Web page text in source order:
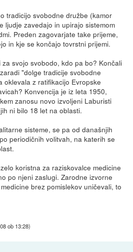
tradicijo svobodne družbe (kamor
ljudje zavedajo in upirajo sistemom
Preden zagovarjate take prijeme,
in kje se končajo tovrstni prijemi.
svojo svobodo, kdo pa bo? Končali
"dolge tradicije svobodne
oklevala z ratifikacijo Evropske
Konvencija je iz leta 1950,
zanosu novo izvoljeni Laburisti
ni bilo 18 let na oblasti.
sisteme, se pa od današnjih
periodičnih volitvah, na katerih se
koristna za raziskovalce medicine
po njeni zaslugi. Zarodne izvorne
brez pomislekov uničevali, to
ob 13:28)